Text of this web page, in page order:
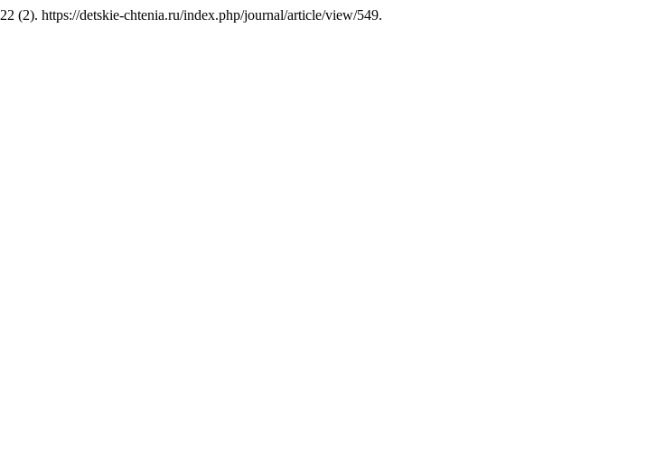
22 (2). https://detskie-chtenia.ru/index.php/journal/article/view/549.